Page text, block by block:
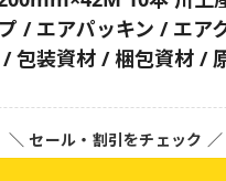
/ エアパッキン / エ
包装資材 / 梱包資材 /
＼ セール・割引をチェック ／